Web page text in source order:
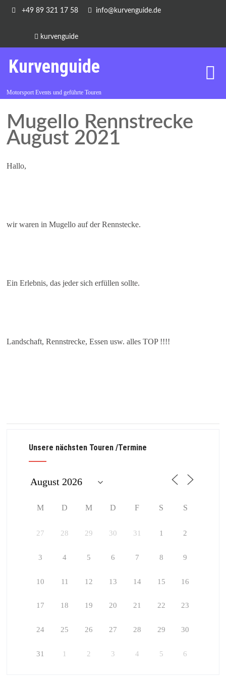
+49 89 321 17 58 info@kurvenguide.de
kurvenguide
Kurvenguide
Motorsport Events und geführte Touren
Mugello Rennstrecke
August 2021
Hallo,
wir waren in Mugello auf der Rennstecke.
Ein Erlebnis, das jeder sich erfüllen sollte.
Landschaft, Rennstrecke, Essen usw. alles TOP !!!!
Unsere nächsten Touren /Termine
M D M D F S S
27 28 29 30 31 1 2
3 4 5 6 7 8 9
10 11 12 13 14 15 16
17 18 19 20 21 22 23
24 25 26 27 28 29 30
31 1 2 3 4 5 6